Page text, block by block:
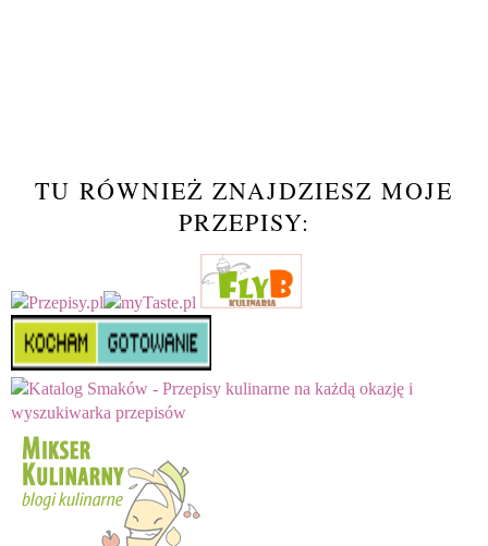
TU RÓWNIEŻ ZNAJDZIESZ MOJE
PRZEPISY: